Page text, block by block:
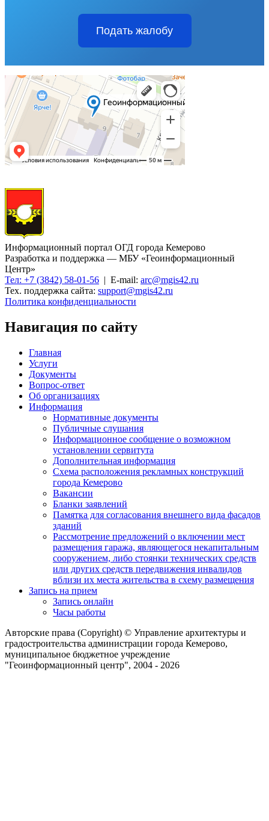
Подать жалобу
Информационный портал ОГД города Кемерово
Разработка и поддержка — МБУ «Геоинформационный
Центр»
Тел: +7 (3842) 58-01-56 | E-mail: arc@mgis42.ru
Тех. поддержка сайта: support@mgis42.ru
Политика конфиденциальности
Навигация по сайту
Главная
Услуги
Документы
Вопрос-ответ
Об организациях
Информация
Нормативные документы
Публичные слушания
Информационное сообщение о возможном
установлении сервитута
Дополнительная информация
Схема расположения рекламных конструкций
города Кемерово
Вакансии
Бланки заявлений
Памятка для согласования внешнего вида фасадов
зданий
Рассмотрение предложений о включении мест
размещения гаража, являющегося некапитальным
сооружением, либо стоянки технических средств
или других средств передвижения инвалидов
вблизи их места жительства в схему размещения
Запись на прием
Запись онлайн
Часы работы
Авторские права (Copyright) © Управление архитектуры и
градостроительства администрации города Кемерово,
муниципальное бюджетное учреждение
"Геоинформационный центр", 2004 - 2026